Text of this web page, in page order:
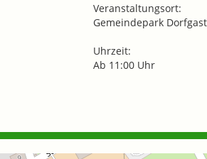
Veranstaltungsort:
Gemeindepark
Uhrzeit:
Ab 11:00 Uhr